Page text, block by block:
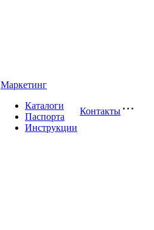
Маркетинг
Каталоги
Паспорта
Инструкции
Контакты